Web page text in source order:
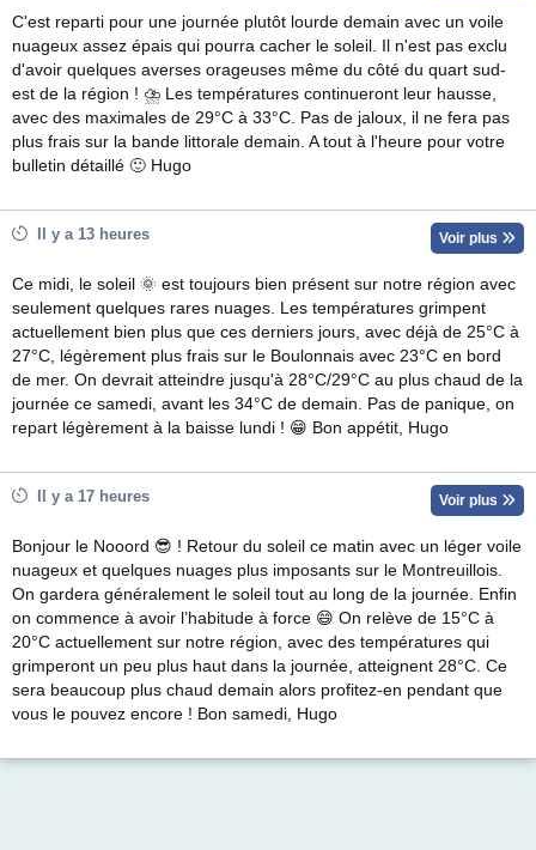
C'est reparti pour une journée plutôt lourde demain avec un voile
nuageux assez épais qui pourra cacher le soleil. Il n'est pas exclu
d'avoir quelques averses orageuses même du côté du quart sud-
est de la région ! ⛈ Les températures continueront leur hausse,
avec des maximales de 29°C à 33°C. Pas de jaloux, il ne fera pas
plus frais sur la bande littorale demain. A tout à l'heure pour votre
bulletin détaillé 🙂 Hugo
Il y a 13 heures Voir plus
Ce midi, le soleil 🌞 est toujours bien présent sur notre région avec
seulement quelques rares nuages. Les températures grimpent
actuellement bien plus que ces derniers jours, avec déjà de 25°C à
27°C, légèrement plus frais sur le Boulonnais avec 23°C en bord
de mer. On devrait atteindre jusqu'à 28°C/29°C au plus chaud de la
journée ce samedi, avant les 34°C de demain. Pas de panique, on
repart légèrement à la baisse lundi ! 😁 Bon appétit, Hugo
Il y a 17 heures Voir plus
Bonjour le Nooord 😎 ! Retour du soleil ce matin avec un léger voile
nuageux et quelques nuages plus imposants sur le Montreuillois.
On gardera généralement le soleil tout au long de la journée. Enfin
on commence à avoir l’habitude à force 😄 On relève de 15°C à
20°C actuellement sur notre région, avec des températures qui
grimperont un peu plus haut dans la journée, atteignent 28°C. Ce
sera beaucoup plus chaud demain alors profitez-en pendant que
vous le pouvez encore ! Bon samedi, Hugo